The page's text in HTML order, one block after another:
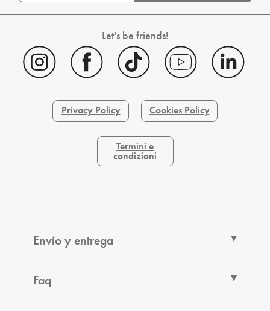
Let's be friends!
Privacy Policy Cookies Policy
Termini e
condizioni
Envío y entrega
Faq